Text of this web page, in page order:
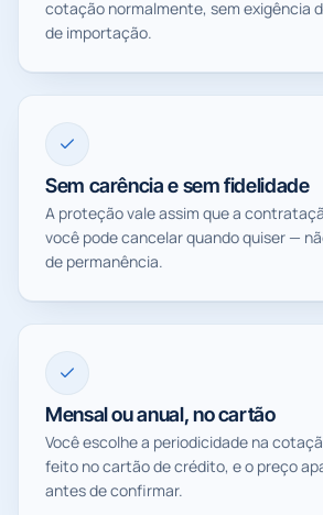
cotação normalmente, sem exigência
de importação.
Sem carência e sem fidelidade
A proteção vale assim que a
você pode cancelar quando quiser —
de permanência.
Mensal ou anual, no cartão
Você escolhe a periodicidade na
feito no cartão de crédito, e o preço
antes de confirmar.